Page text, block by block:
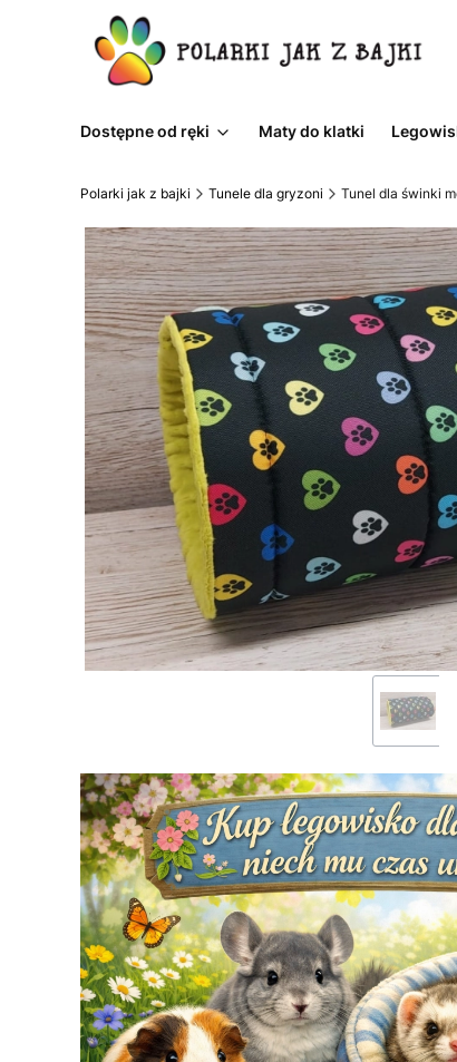
Dostępne od ręki Maty do klatki
Polarki jak z bajki Tunele dla gryzoni Tunel dla świnki